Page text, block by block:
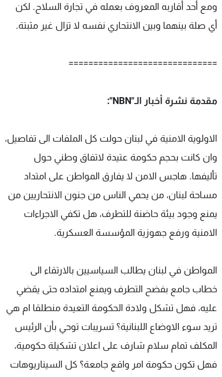
ومع أحد أقاربه المعروف بعمله في تجارة السلاح. لكن
أي صلة بينهما وبين الانتحاري نفسه لا تزال غير مثبتة.
==============================
مقدمة نشرة أخبار الـ"NBN":
الاولوية الامنية في لبنان حولت كل الملفات الى تفاصيل،
وان كانت بحجم حكومة عتيدة لاتفاق وطني حول
تأليفها. هاجس الامن لا يفارق المواطن على امتداد
مساحة لبنان، من يحمي الناس من جنون الانتحاريين من
يمنع وجود بيئة حاضنة للتطرف، هل تكفي الاجراءات
الامنية ورفع جهوزية المؤسسة العسكرية.
المواطن في لبنان يطالب السياسيين بالارتقاء الى
خطاب جامع بفضح التطرف ويمنع امتداده حتى يقضي
عليه، فهل تشكل ولادة الحكومة التعيدة منطلقا ام هي
تريد سوء الاوضاع اللبنانية؟ تسريبات توحي بأن الرئيس
المكلف تمام سلام شارف على اعلان تشكيلة حكومية،
فهل تكون حكومة امر واقع جامعة؟ كل السيناريوهات